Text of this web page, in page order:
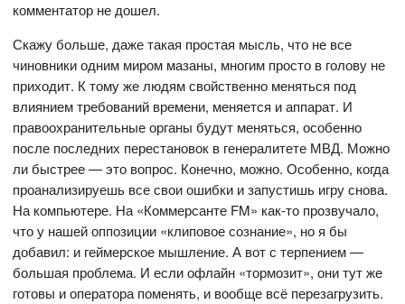
комментатор не дошел.
Скажу больше, даже такая простая мысль, что не все
чиновники одним миром мазаны, многим просто в голову не
приходит. К тому же людям свойственно меняться под
влиянием требований времени, меняется и аппарат. И
правоохранительные органы будут меняться, особенно
после последних перестановок в генералитете МВД. Можно
ли быстрее — это вопрос. Конечно, можно. Особенно, когда
проанализируешь все свои ошибки и запустишь игру снова.
На компьютере. На «Коммерсанте FM» как-то прозвучало,
что у нашей оппозиции «клиповое сознание», но я бы
добавил: и геймерское мышление. А вот с терпением —
большая проблема. И если офлайн «тормозит», они тут же
готовы и оператора поменять, и вообще всё перезагрузить.